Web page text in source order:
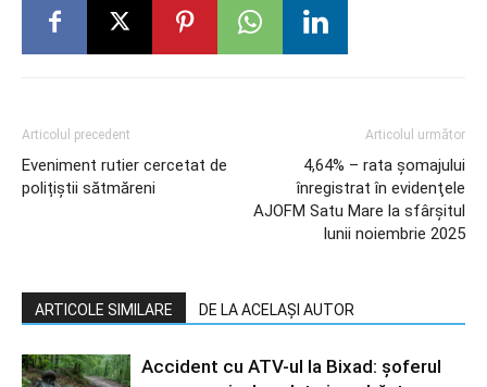
Articolul precedent
Eveniment rutier cercetat de
polițiștii sătmăreni
Articolul următor
4,64% – rata şomajului
înregistrat în evidenţele
AJOFM Satu Mare la sfârșitul
lunii noiembrie 2025
ARTICOLE SIMILARE DE LA ACELAȘI AUTOR
Accident cu ATV-ul la Bixad: șoferul